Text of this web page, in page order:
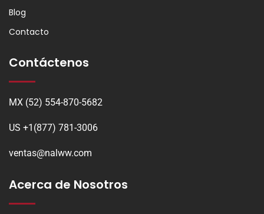
Blog
Contacto
Contáctenos
MX (52) 554-870-5682
US +1(877) 781-3006
ventas@nalww.com
Acerca de Nosotros